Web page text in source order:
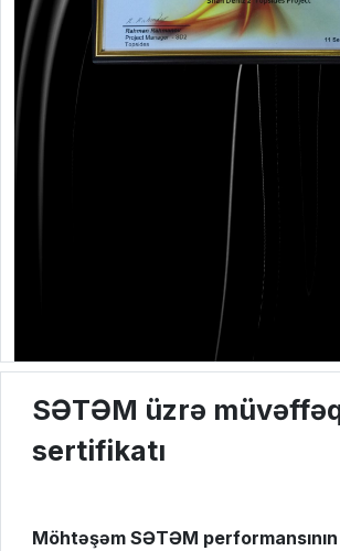
SƏTƏM üzrə
sertifikatı
Möhtəşəm SƏTƏM